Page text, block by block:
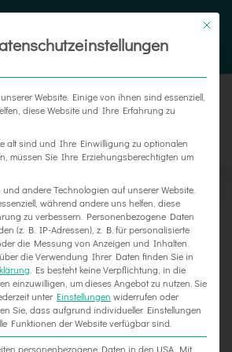
FacebookInstagram
Xing
auf Eurotier und Cosmetica
Website. Einige von ihnen sind essenziell,
diese Website und Ihre Erfahrung zu
alt sind und Ihre Einwilligung zu optionalen
müssen Sie Ihre Erziehungsberechtigten um
andere Technologien auf unserer Website.
während andere uns helfen, diese
zu verbessern. Personenbezogene Daten
(z. B. IP-Adressen), z. B. für personalisierte
die Messung von Anzeigen und Inhalten.
die Verwendung Ihrer Daten finden Sie in
Es besteht keine Verpflichtung, in die
einzuwilligen, um dieses Angebot zu nutzen. Sie
unter Einstellungen widerrufen oder
Sie, dass aufgrund individueller Einstellungen
Funktionen der Website verfügbar sind.
personenbezogene Daten in den USA. Mit